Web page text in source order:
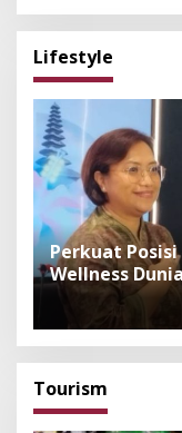
Lifestyle
Perkuat
Wellness
Exhibitor
Tourism